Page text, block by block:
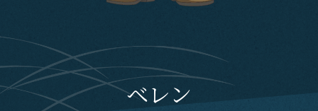
深澄 真
深澄 巴
深澄 澪
深澄 識
エマ
ベレン
ライム=ラテ
モンド
アクア
エリス
パトリック=レンブラント
モリス
ソフィア
御剣
音無 響
ナバール=ポーラー
ウーディ=バイラ
ベルダ=ノースト=リミア
チヤ=ハヅキ
岩橋智樹
リリ=フロント=グリトニア
ギネビア=スレーシャ
モーラ
ユキナツ=カズサ
ジン=ロアン
アベリア=ホープレイズ
ミスラ=カズパー
イズモ=イクサベ
ダエナ=セブルス
シフ=レンブラント
ユーノ=レンブラント
イルムガンド=ホープレイズ
エヴァ
ルリア
ロナ
イオ
ルト